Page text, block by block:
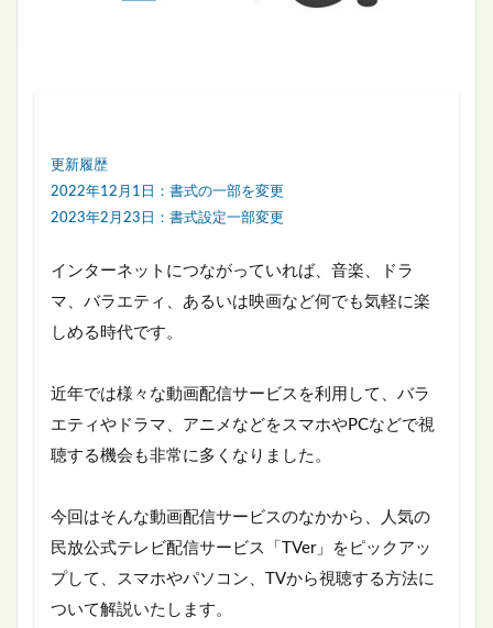
更新履歴
2022年12月1日：書式の一部を変更
2023年2月23日：書式設定一部変更
インターネットにつながっていれば、音楽、ドラ
マ、バラエティ、あるいは映画など何でも気軽に楽
しめる時代です。
近年では様々な動画配信サービスを利用して、バラ
エティやドラマ、アニメなどをスマホやPCなどで視
聴する機会も非常に多くなりました。
今回はそんな動画配信サービスのなかから、人気の
民放公式テレビ配信サービス「TVer」をピックアッ
プして、スマホやパソコン、TVから視聴する方法に
ついて解説いたします。